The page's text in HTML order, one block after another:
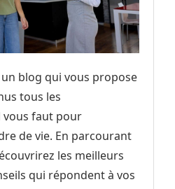
blog qui vous propose
tous les
vous faut pour
de vie. En parcourant
les meilleurs
qui répondent à vos